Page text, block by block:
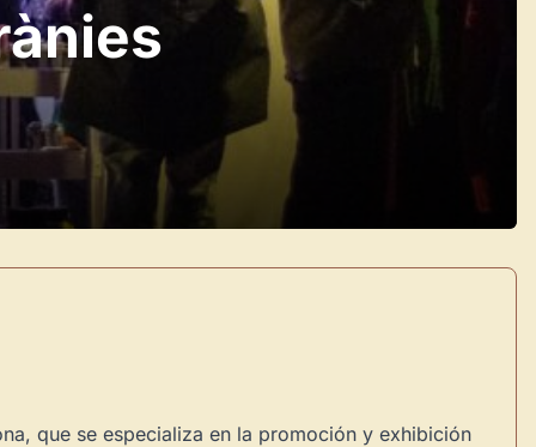
que se especializa en la promoción y exhibición